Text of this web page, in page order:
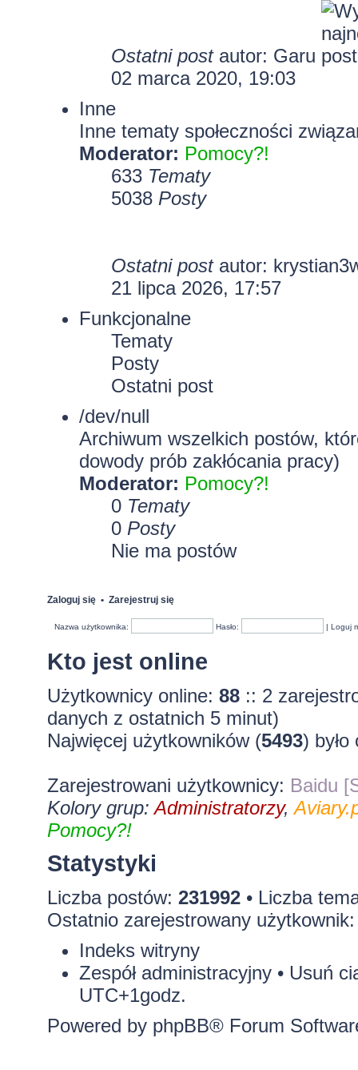
Ostatni postautor: Garu
02 marca 2020, 19:03
Inne
Inne tematy społeczności
Moderator: Pomocy?!
633 Tematy
5038 Posty
Ostatni postautor:
21 lipca 2026, 17:57
Funkcjonalne
Tematy
Posty
Ostatni post
/dev/null
Archiwum wszelkich postów,
dowody prób zakłócania pracy)
Moderator: Pomocy?!
0 Tematy
0 Posty
Nie ma postów
Zaloguj się• Zarejestruj się
Nazwa użytkownika: Hasło: |Loguj
Kto jest online
Użytkownicy online: 88:: 2
danych z ostatnich 5 minut)
Najwięcej użytkowników (5493)
Zarejestrowani użytkownicy: Baidu
Kolory grup:Administratorzy,
Pomocy?!
Statystyki
Liczba postów: 231992• Liczba
Ostatnio zarejestrowany
Indeks witryny
Zespół administracyjny• Usuń
UTC+1godz.
Powered by phpBB® Forum